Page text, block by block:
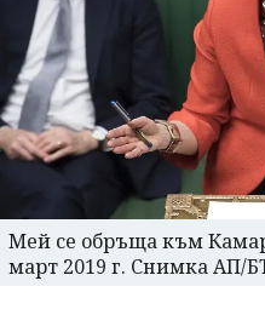
Мей се обръща към
март 2019 г. Снимка АП/